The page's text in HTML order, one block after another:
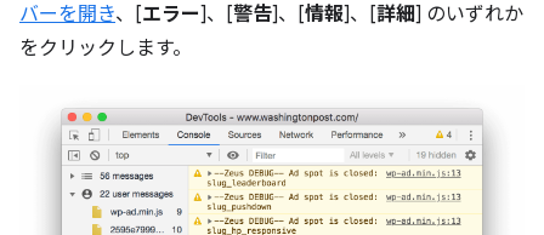
バーを開き、[エラー]、[警告]、[情報]、[詳細] のいずれか
をクリックします。